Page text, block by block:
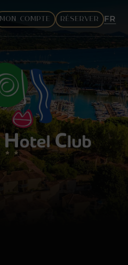
MON COMPTE RÉSERVER FR